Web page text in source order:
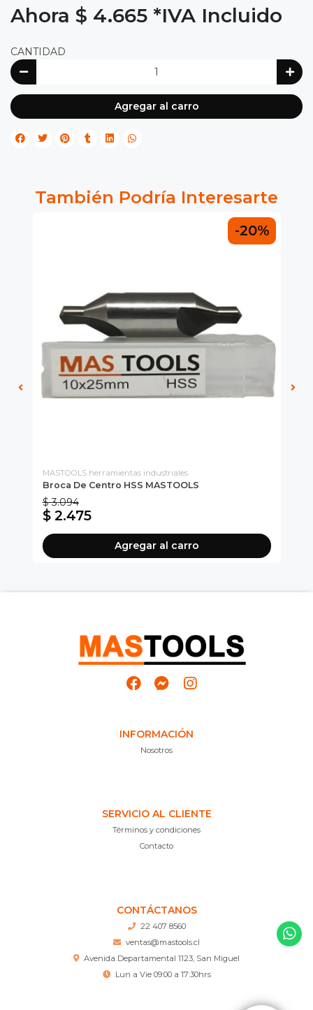
Ahora $ 4.665 *IVA Incluido
CANTIDAD
Agregar al carro
También Podría Interesarte
-20%
MASTOOLS herramientas industriales
Broca De Centro HSS MASTOOLS
$ 3.094
$ 2.475
Agregar al carro
INFORMACIÓN
Nosotros
SERVICIO AL CLIENTE
Términos y condiciones
Contacto
CONTÁCTANOS
22 407 8560
ventas@mastools.cl
Avenida Departamental 1123, San Miguel
Lun a Vie 09:00 a 17:30hrs